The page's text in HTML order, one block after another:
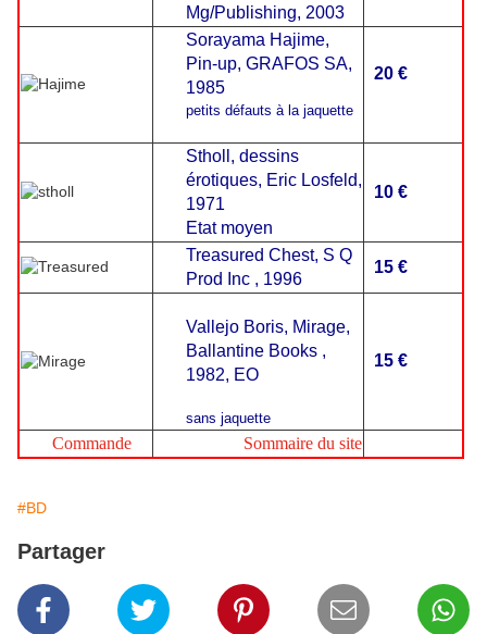
Mg/Publishing, 2003
Sorayama Hajime,
Pin-up, GRAFOS SA,
1985
petits défauts à la jaquette
20 €
Stholl, dessins
érotiques, Eric Losfeld,
1971
Etat moyen
10 €
Treasured Chest, S Q
Prod Inc , 1996
15 €
Vallejo Boris, Mirage,
Ballantine Books ,
1982, EO
sans jaquette
15 €
Commande Sommaire du site
#BD
Partager